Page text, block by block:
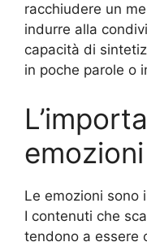
racchiudere un
indurre alla
capacità di
in poche parole o
emozioni
Le emozioni sono
I contenuti che
tendono a essere